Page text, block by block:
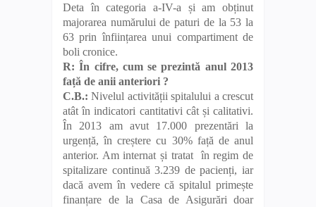
Deta în categoria a-IV-a și am obținut
majorarea numărului de paturi de la 53 la
63 prin înființarea unui compartiment de
boli cronice.
R: În cifre, cum se prezintă anul 2013
față de anii anteriori ?
C.B.: Nivelul activității spitalului a crescut
atât în indicatori cantitativi cât și calitativi.
În 2013 am avut 17.000 prezentări la
urgență, în creștere cu 30% față de anul
anterior. Am internat și tratat în regim de
spitalizare continuă 3.239 de pacienți, iar
dacă avem în vedere că spitalul primește
finanțare de la Casa de Asigurări doar